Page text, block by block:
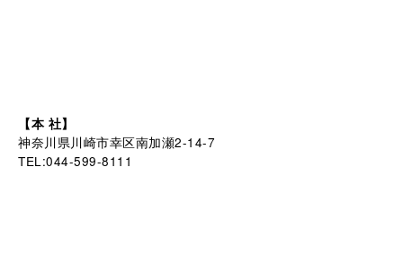
【本 社】
神奈川県川崎市幸区南加瀬2-14-7
TEL:044-599-8111